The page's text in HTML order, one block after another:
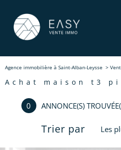
Agence immobilière à Saint-Alban-Leysse
achat maison t3
0 ANNONCE(S)
Trier par Les